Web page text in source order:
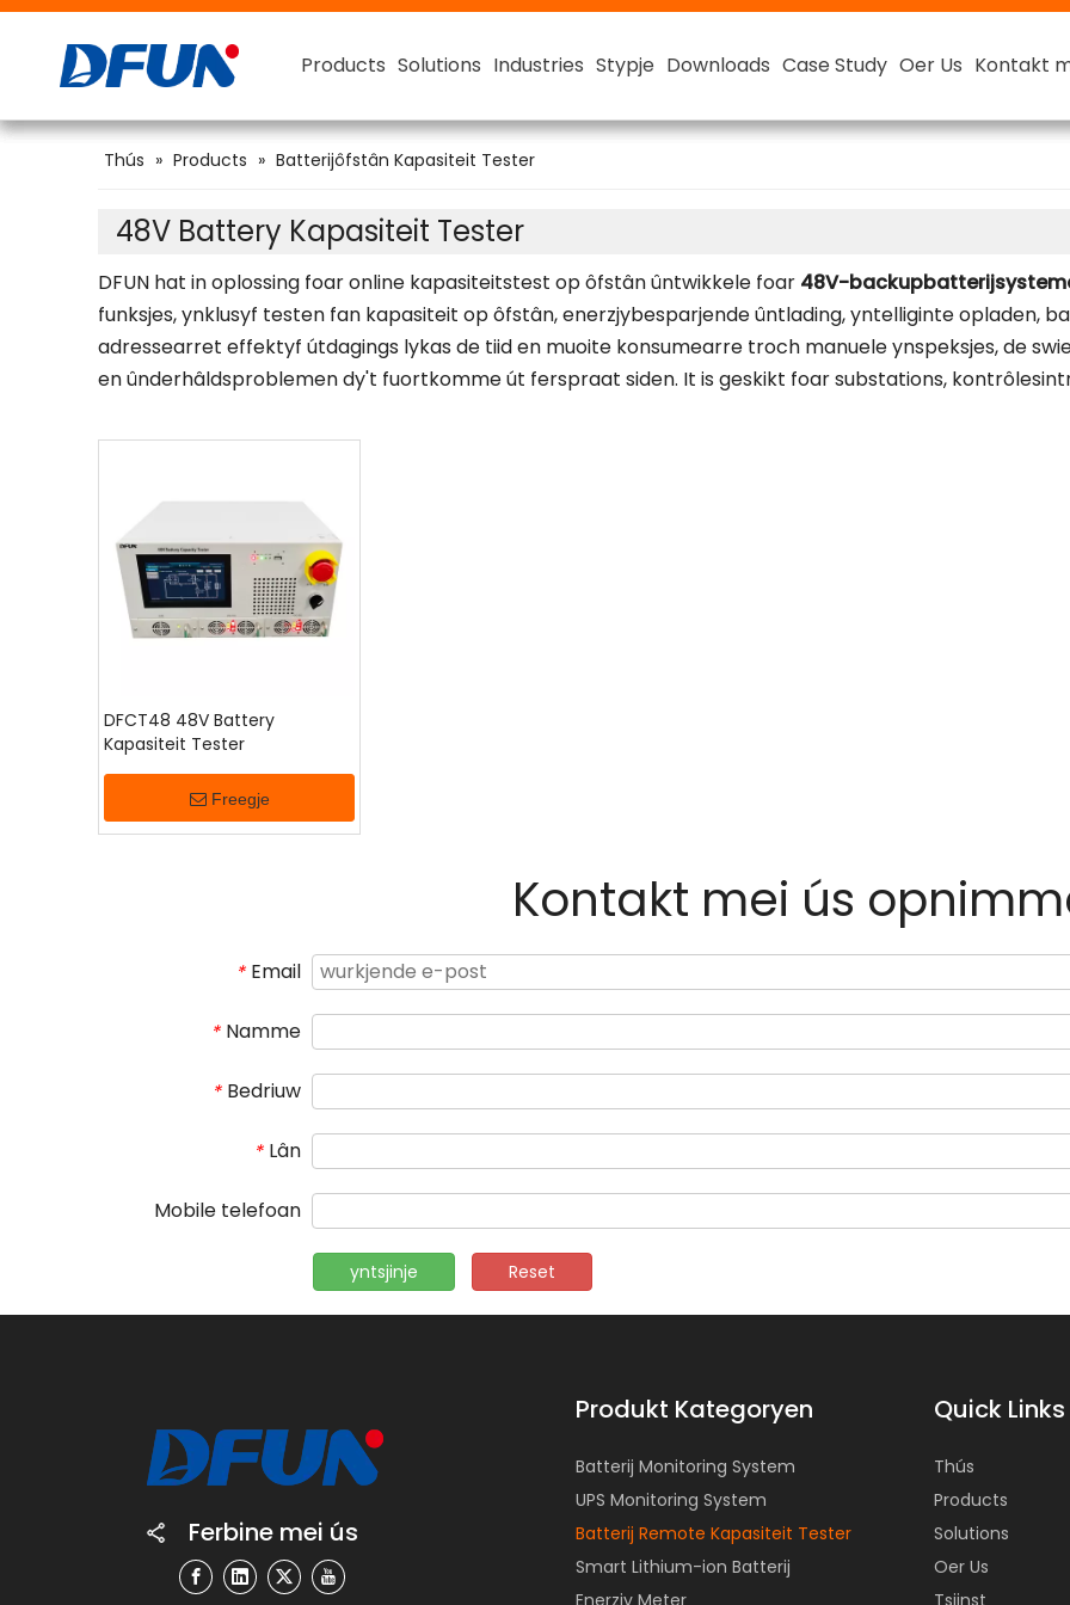
Products Solutions Industries Stypje Downloads Case Study Oer Us Kontakt
Products Solutions Industries Stypje Downloads Case Study Oer Us Kontakt
Products Solutions Industries Stypje Downloads Case Study Oer Us Kontakt
Products Solutions Industries Stypje Downloads Case Study Oer Us Kontakt
Thús » Products » Batterijôfstân Kapasiteit Tester
48V Battery Kapasiteit Tester
DFUN hat in oplossing foar online kapasiteitstest op ôfstân ûntwikkele foar 48V-
funksjes, ynklusyf testen fan kapasiteit op ôfstân, enerzjybesparjende ûntlading, yntelliginte opladen,
adressearret effektyf útdagings lykas de tiid en muoite konsumearre troch manuele ynspeksjes, de
en ûnderhâldsproblemen dy't fuortkomme út ferspraat siden. It is geskikt foar substations,
DFCT48 48V Battery
Kapasiteit Tester
Freegje
Kontakt mei ús
* Email
* Namme
* Bedriuw
* Lân
Mobile telefoan
yntsjinje Reset
Ferbine mei ús
Produkt Kategoryen
Batterij Monitoring System
UPS Monitoring System
Batterij Remote Kapasiteit Tester
Smart Lithium-ion Batterij
Enerzjy Meter
Quick Links
Thús
Products
Solutions
Oer Us
Tsjinst